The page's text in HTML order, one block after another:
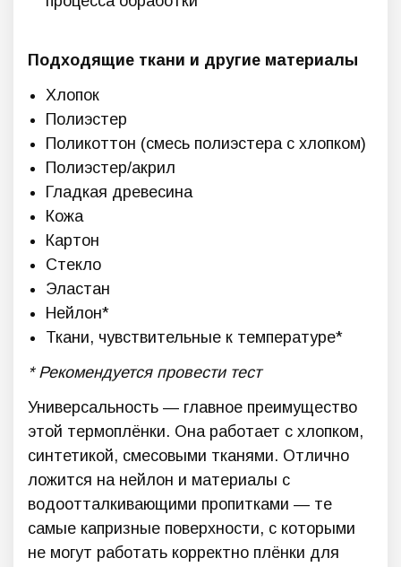
Подходящие ткани и другие материалы
Хлопок
Полиэстер
Поликоттон (смесь полиэстера с хлопком)
Полиэстер/акрил
Гладкая древесина
Кожа
Картон
Стекло
Эластан
Нейлон*
Ткани, чувствительные к температуре*
* Рекомендуется провести тест
Универсальность — главное преимущество
этой термоплёнки. Она работает с хлопком,
синтетикой, смесовыми тканями. Отлично
ложится на нейлон и материалы с
водоотталкивающими пропитками — те
самые капризные поверхности, с которыми
не могут работать корректно плёнки для